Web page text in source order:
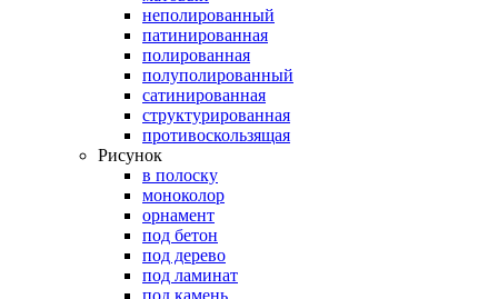
неполированный
патинированная
полированная
полуполированный
сатинированная
структурированная
противоскользящая
Рисунок
в полоску
моноколор
орнамент
под бетон
под дерево
под ламинат
под камень